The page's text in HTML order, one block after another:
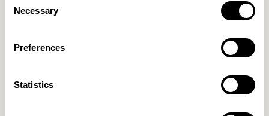
Selection
Necessary
Preferences
Statistics
Bend Tøjstativ Blå Bend Tøjstativ Mørkebrun